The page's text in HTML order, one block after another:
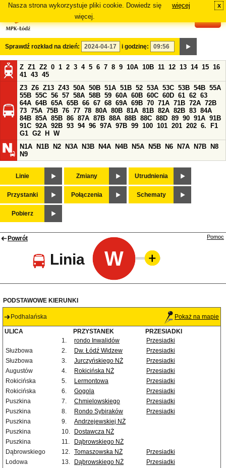
Nasza strona wykorzystuje pliki cookie. Dowiedz się
więcej.
więcej x
Sprawdź rozkład na dzień: i godzinę:
Z Z1 Z2 0 1 2 3 4 5 6 7 8 9 10A 10B 11 12 13 14 15 16
41 43 45
Z3 Z6 Z13 Z43 50A 50B 51A 51B 52 53A 53C 53B 54B 55A
55B 55C 56 57 58A 58B 59 60A 60B 60C 60D 61 62 63
64A 64B 65A 65B 66 67 68 69A 69B 70 71A 71B 72A 72B
73 75A 75B 76 77 78 80A 80B 81A 81B 82A 82B 83 84A
84B 85A 85B 86 87A 87B 88A 88B 88C 88D 89 90 91A 91B
91C 92A 92B 93 94 96 97A 97B 99 100 101 201 202 6.
F1
G1 G2 H
W
N1A
N1B N2 N3A N3B N4A N4B N5A N5B N6 N7A N7B
N8
N9
Linie Zmiany Utrudnienia
Przystanki Połączenia Schematy
Pobierz
Powrót
Linia W
Pomoc
PODSTAWOWE KIERUNKI
Podhalańska Pokaż na mapie
ULICA PRZYSTANEK
PRZESIADKI
1.
rondo Inwalidów
Przesiadki
Służbowa
2. Dw. Łódź Widzew
Przesiadki
Służbowa
3. Jurczyńskiego NŻ
Przesiadki
Augustów
4. Rokicińska NŻ
Przesiadki
Rokicińska
5. Lermontowa
Przesiadki
Rokicińska
6. Gogola
Przesiadki
Puszkina
7. Chmielowskiego
Przesiadki
Puszkina
8. Rondo Sybiraków
Przesiadki
Puszkina
9.
Andrzejewskiej NŻ
Puszkina
10.
Dostawcza NŻ
Puszkina
11.
Dąbrowskiego NŻ
Dąbrowskiego
12. Tomaszowska NŻ
Przesiadki
Lodowa
13. Dąbrowskiego NŻ
Przesiadki